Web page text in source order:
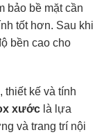
bảo bề mặt cần
tốt hơn. Sau khi
bền cao cho
thiết kế và tính
xước là lựa
và trang trí nội